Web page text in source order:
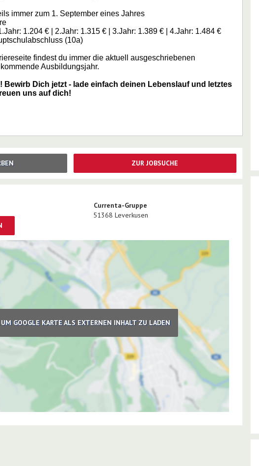
immer zum 1. September eines Jahres
1.204 € | 2.Jahr: 1.315 € | 3.Jahr: 1.389 € | 4.Jahr: 1.484 €
(10a)
findest du immer die aktuell ausgeschriebenen
Ausbildungsjahr.
Bewirb Dich jetzt - lade einfach deinen Lebenslauf und letztes
uns auf dich!
ZUR JOBSUCHE
Currenta-Gruppe
51368 Leverkusen
GOOGLE KARTE ALS EXTERNEN INHALT ZU LADEN